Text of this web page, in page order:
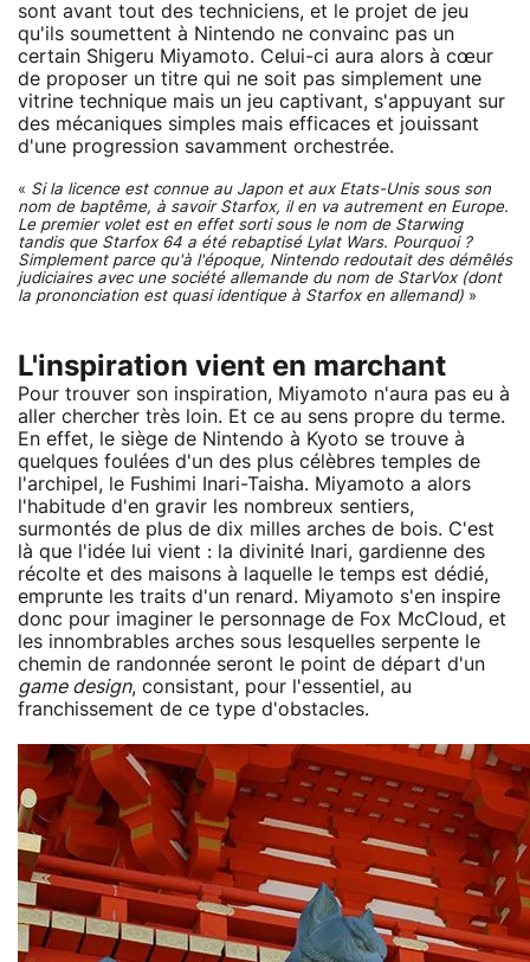
sont avant tout des techniciens, et le projet de jeu
qu'ils soumettent à Nintendo ne convainc pas un
certain Shigeru Miyamoto. Celui-ci aura alors à cœur
de proposer un titre qui ne soit pas simplement une
vitrine technique mais un jeu captivant, s'appuyant sur
des mécaniques simples mais efficaces et jouissant
d'une progression savamment orchestrée.
« Si la licence est connue au Japon et aux Etats-Unis sous son
nom de baptême, à savoir Starfox, il en va autrement en Europe.
Le premier volet est en effet sorti sous le nom de Starwing
tandis que Starfox 64 a été rebaptisé Lylat Wars. Pourquoi ?
Simplement parce qu'à l'époque, Nintendo redoutait des démêlés
judiciaires avec une société allemande du nom de StarVox (dont
la prononciation est quasi identique à Starfox en allemand) »
L'inspiration vient en marchant
Pour trouver son inspiration, Miyamoto n'aura pas eu à
aller chercher très loin. Et ce au sens propre du terme.
En effet, le siège de Nintendo à Kyoto se trouve à
quelques foulées d'un des plus célèbres temples de
l'archipel, le Fushimi Inari-Taisha. Miyamoto a alors
l'habitude d'en gravir les nombreux sentiers,
surmontés de plus de dix milles arches de bois. C'est
là que l'idée lui vient : la divinité Inari, gardienne des
récolte et des maisons à laquelle le temps est dédié,
emprunte les traits d'un renard. Miyamoto s'en inspire
donc pour imaginer le personnage de Fox McCloud, et
les innombrables arches sous lesquelles serpente le
chemin de randonnée seront le point de départ d'un
game design, consistant, pour l'essentiel, au
franchissement de ce type d'obstacles.